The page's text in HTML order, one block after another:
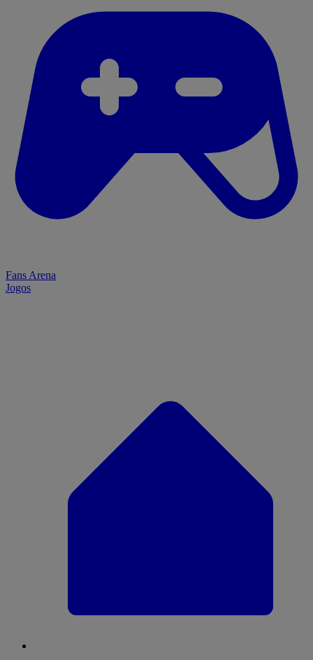
Fans Arena
Jogos